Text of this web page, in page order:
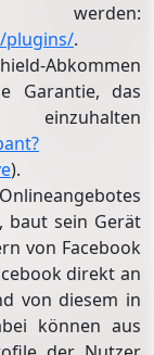
werden:
plugins/.
Abkommen
Garantie, das
einzuhalten
).
baut sein Gerät
von Facebook
direkt an
von diesem in
können aus